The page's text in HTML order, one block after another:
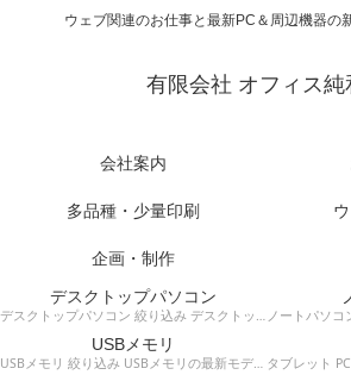
ウェブ関連のお仕事と最新PC＆周辺機器の
有限会社 オフィス純
会社案内
多品種・少量印刷
企画・制作
デスクトップパソコン
デスクトップパソコン 絞り込み デスクトップPCの最新モデルやスペック・仕様に関する情報。
USBメモリ
USBメモリ 絞り込み USBメモリの最新モデルやスペック・仕様に関する情報。